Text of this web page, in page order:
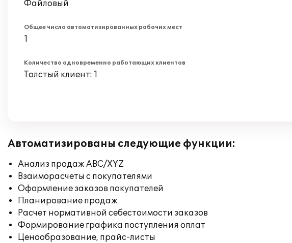
Файловый
Общее число автоматизированных рабочих мест
1
Количество одновременно работающих клиентов
Толстый клиент: 1
Автоматизированы следующие функции:
Анализ продаж ABC/XYZ
Взаиморасчеты с покупателями
Оформление заказов покупателей
Планирование продаж
Расчет нормативной себестоимости заказов
Формирование графика поступления оплат
Ценообразование, прайс-листы